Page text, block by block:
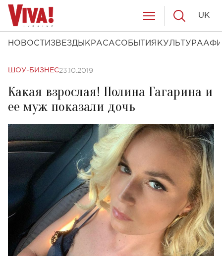
НОВОСТИ ЗВЕЗДЫ КРАСАСОБЫТИЯ КУЛЬТУРА
UK
ШОУ-БИЗНЕС23.10.2019
Какая взрослая! Полина Гагарина и
ее муж показали дочь